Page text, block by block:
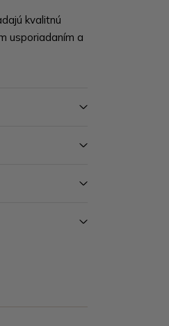
kvalitnú
usporiadaním a